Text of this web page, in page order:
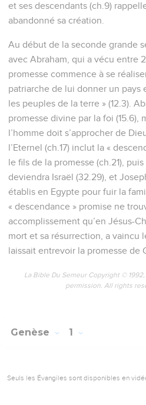
et ses descendants (ch.9)
abandonné sa création.
Au début de la seconde grande
avec Abraham, qui a vécu entre
promesse commence à se
patriarche de lui donner un pays
les peuples de la terre » (12.3).
promesse divine par la foi (15.6),
l’homme doit s’approcher de
l’Eternel (ch.17) inclut la «
le fils de la promesse (ch.21),
deviendra Israël (32.29), et
établis en Egypte pour fuir la
« descendance » promise ne
accomplissement qu’en Jésus-
mort et sa résurrection, a vaincu
laissait entrevoir la promesse de
La Bible Du Semeur Copyright ©
permission. All rights
Genèse 1
Seuls les Évangiles sont disponibles en